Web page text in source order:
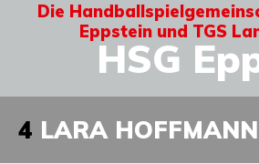
Die
Eppstein und TGS
HSG
4 LARA HOFFMANN